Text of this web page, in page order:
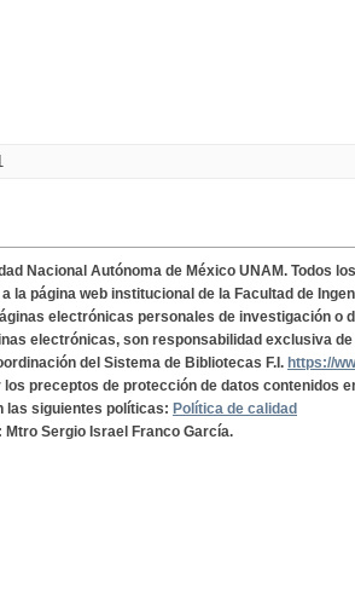
Nacional Autónoma de México UNAM. Todos
la página web institucional de la Facultad de
electrónicas personales de investigación o
electrónicas, son responsabilidad exclusiva
del Sistema de Bibliotecas F.I. https://
los preceptos de protección de datos contenidos
las siguientes políticas: Política de calidad
Sergio Israel Franco García.